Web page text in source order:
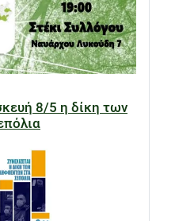
8/5 η δίκη των